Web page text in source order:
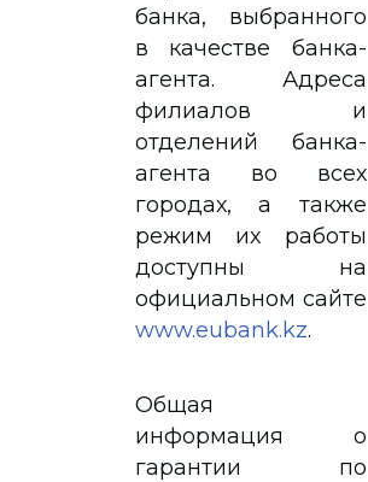
банка, выбранного
в качестве банка-
агента. Адреса
филиалов и
отделений банка-
агента во всех
городах, а также
режим их работы
доступны на
официальном сайте
www.eubank.kz.
Общая
информация о
гарантии по